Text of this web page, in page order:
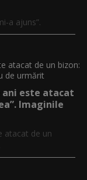
a ajuns”.
ani este atacat
Imaginile
atacat de un